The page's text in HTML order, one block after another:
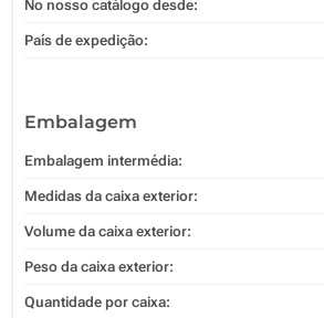
No nosso catálogo desde:
País de expedição:
Embalagem
Embalagem intermédia:
Medidas da caixa exterior:
Volume da caixa exterior:
Peso da caixa exterior:
Quantidade por caixa: